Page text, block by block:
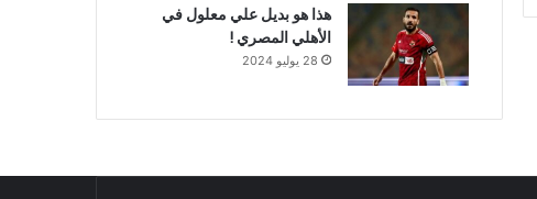
هذا هو بديل علي معلول في
الأهلي المصري !
28 يوليو 2024